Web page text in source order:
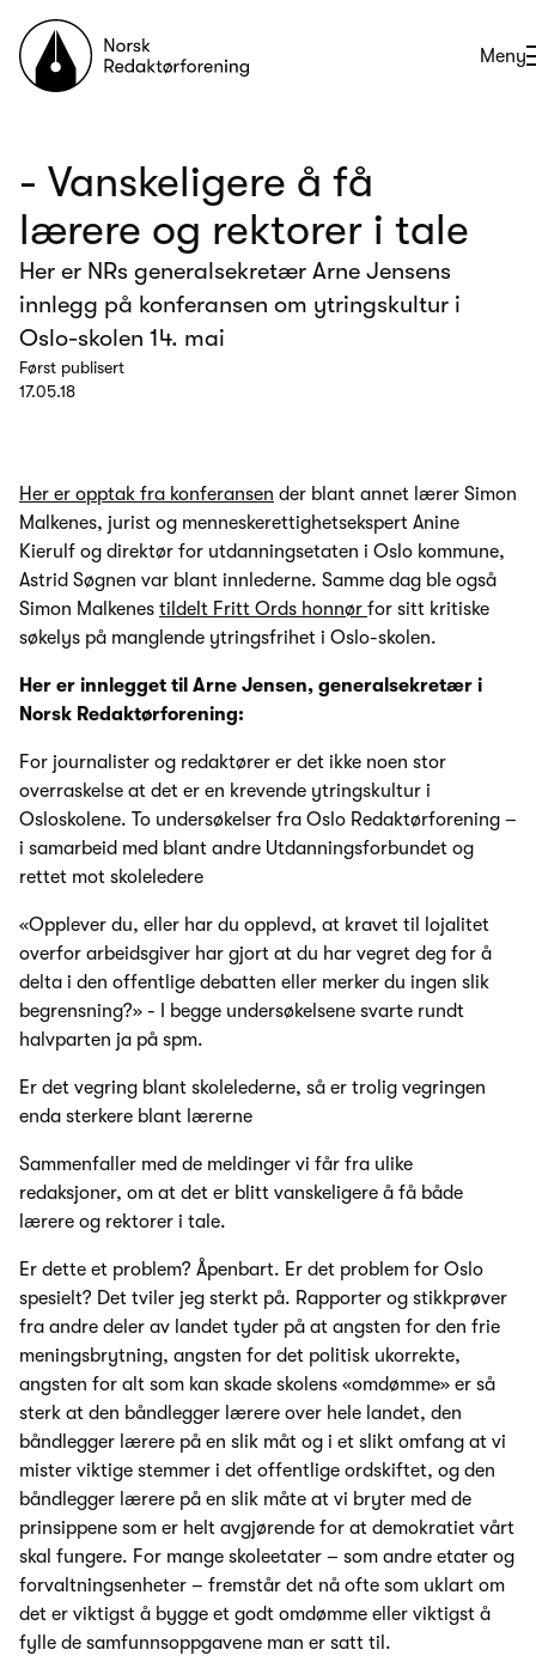
Til forsiden
Åpne
Meny
- Vanskeligere å få
lærere og rektorer i tale
Her er NRs generalsekretær Arne Jensens
innlegg på konferansen om ytringskultur i
Oslo-skolen 14. mai
Først publisert
17.05.18
Her er opptak fra konferansen der blant annet lærer Simon
Malkenes, jurist og menneskerettighetsekspert Anine
Kierulf og direktør for utdanningsetaten i Oslo kommune,
Astrid Søgnen var blant innlederne. Samme dag ble også
Simon Malkenes tildelt Fritt Ords honnør for sitt kritiske
søkelys på manglende ytringsfrihet i Oslo-skolen.
Her er innlegget til Arne Jensen, generalsekretær i
Norsk Redaktørforening:
For journalister og redaktører er det ikke noen stor
overraskelse at det er en krevende ytringskultur i
Osloskolene. To undersøkelser fra Oslo Redaktørforening –
i samarbeid med blant andre Utdanningsforbundet og
rettet mot skoleledere
«Opplever du, eller har du opplevd, at kravet til lojalitet
overfor arbeidsgiver har gjort at du har vegret deg for å
delta i den offentlige debatten eller merker du ingen slik
begrensning?» - I begge undersøkelsene svarte rundt
halvparten ja på spm.
Er det vegring blant skolelederne, så er trolig vegringen
enda sterkere blant lærerne
Sammenfaller med de meldinger vi får fra ulike
redaksjoner, om at det er blitt vanskeligere å få både
lærere og rektorer i tale.
Er dette et problem? Åpenbart. Er det problem for Oslo
spesielt? Det tviler jeg sterkt på. Rapporter og stikkprøver
fra andre deler av landet tyder på at angsten for den frie
meningsbrytning, angsten for det politisk ukorrekte,
angsten for alt som kan skade skolens «omdømme» er så
sterk at den båndlegger lærere over hele landet, den
båndlegger lærere på en slik måt og i et slikt omfang at vi
mister viktige stemmer i det offentlige ordskiftet, og den
båndlegger lærere på en slik måte at vi bryter med de
prinsippene som er helt avgjørende for at demokratiet vårt
skal fungere. For mange skoleetater – som andre etater og
forvaltningsenheter – fremstår det nå ofte som uklart om
det er viktigst å bygge et godt omdømme eller viktigst å
fylle de samfunnsoppgavene man er satt til.